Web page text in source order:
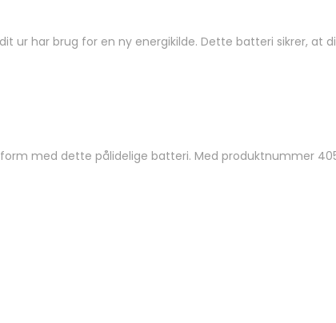
ur har brug for en ny energikilde. Dette batteri sikrer,
med dette pålidelige batteri. Med produktnummer